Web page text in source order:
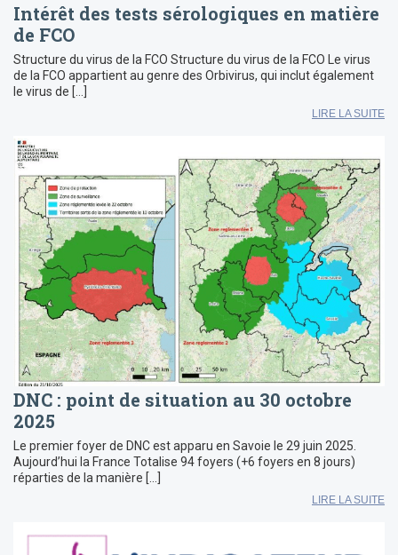
Intérêt des tests sérologiques en matière
de FCO
Structure du virus de la FCO Structure du virus de la FCO Le virus
de la FCO appartient au genre des Orbivirus, qui inclut également
le virus de […]
LIRE LA SUITE
DNC : point de situation au 30 octobre
2025
Le premier foyer de DNC est apparu en Savoie le 29 juin 2025.
Aujourd’hui la France Totalise 94 foyers (+6 foyers en 8 jours)
réparties de la manière […]
LIRE LA SUITE